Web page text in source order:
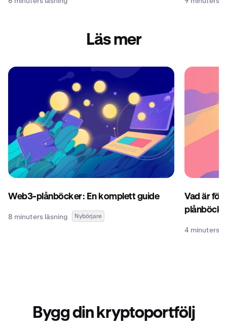
Läs mer
Web3-plånböcker: En komplett guide
8 minuters läsning Nybörjare
Vad är
4 minuters
Bygg din kryptoportfölj